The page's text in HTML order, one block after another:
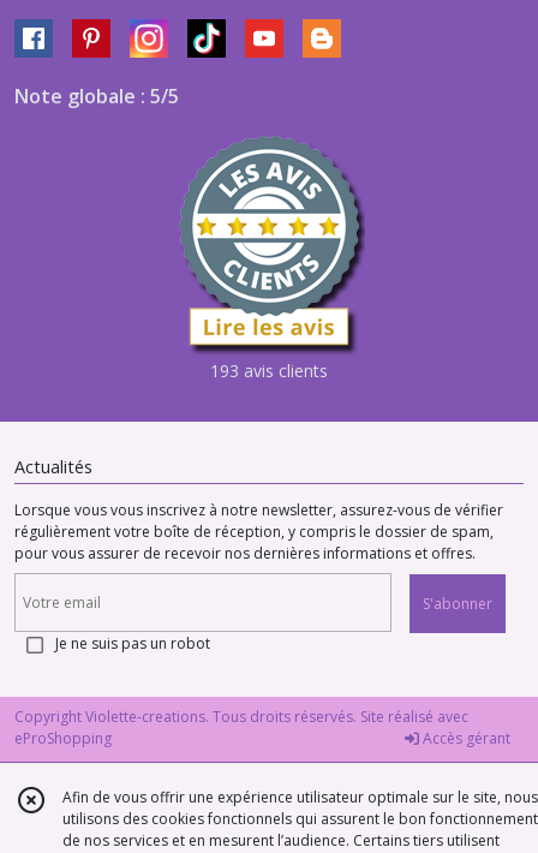
Note globale : 5/5
193 avis clients
Actualités
Lorsque vous vous inscrivez à notre newsletter, assurez-vous de vérifier
régulièrement votre boîte de réception, y compris le dossier de spam,
pour vous assurer de recevoir nos dernières informations et offres.
S'abonner
Je ne suis pas un robot
Copyright Violette-creations. Tous droits réservés. Site réalisé avec
eProShopping
Accès gérant
Afin de vous offrir une expérience utilisateur optimale sur le site, nous
utilisons des cookies fonctionnels qui assurent le bon fonctionnement
de nos services et en mesurent l’audience. Certains tiers utilisent